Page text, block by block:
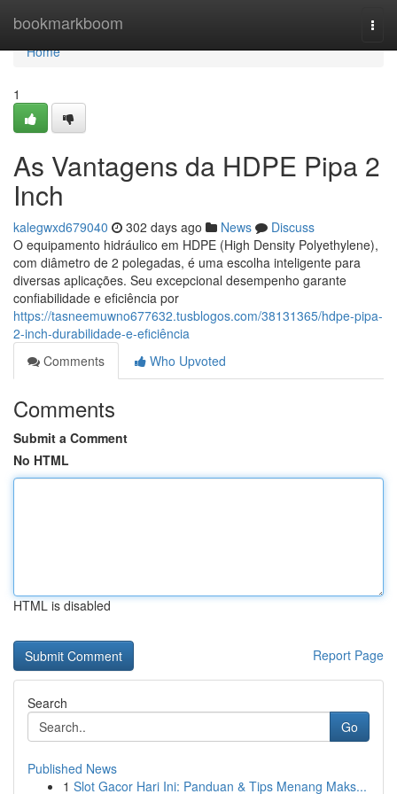
bookmarkboom
Home
Home
1
As Vantagens da HDPE Pipa 2
Inch
kalegwxd679040 302 days ago News
Discuss
O equipamento hidráulico em HDPE (High Density Polyethylene),
com diâmetro de 2 polegadas, é uma escolha inteligente para
diversas aplicações. Seu excepcional desempenho garante
confiabilidade e eficiência por
https://tasneemuwno677632.tusblogos.com/38131365/hdpe-pipa-
2-inch-durabilidade-e-eficiência
Comments
Who Upvoted
Comments
Submit a Comment
No HTML
HTML is disabled
Report Page
Search
Go
Published News
1 Slot Gacor Hari Ini: Panduan & Tips Menang Maks...